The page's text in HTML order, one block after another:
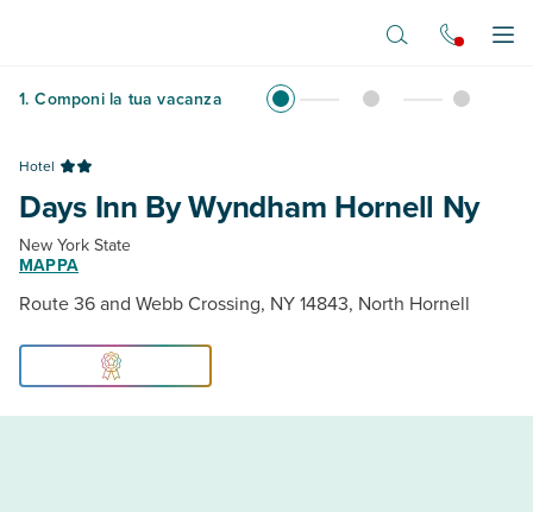
1. Componi la tua vacanza
Hotel
Days Inn By Wyndham Hornell Ny
New York State
MAPPA
Route 36 and Webb Crossing, NY 14843, North Hornell